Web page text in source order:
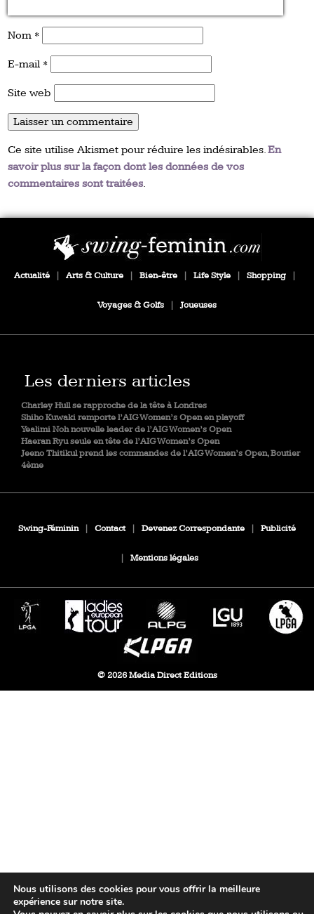
Nom *
E-mail *
Site web
Ce site utilise Akismet pour réduire les indésirables.En
savoir plus sur la façon dont les données de vos
commentaires sont traitées.
Actualité Arts & Culture Bien-être Life Style Shopping
Voyages & Golfs Joueuses
Les derniers articles
Charley Hull se rapproche de la tête à Londres
Shiho Kuwaki remporte l’AIG Women’s Open en playoff
Yealimi Noh nouvelle leader de l’AIG Women’s Open
Haeran Ryu seule en tête de l’AIG Women’s Open
Jeeno Thitikul prend les commandes de l’AIG Women’s Open, Boutier
4ème
Swing-Féminin Contact Devenez Correspondante Publicité
Mentions légales
© 2026 Media Direct Editions
Nous utilisons des cookies pour vous offrir la meilleure
expérience sur notre site.